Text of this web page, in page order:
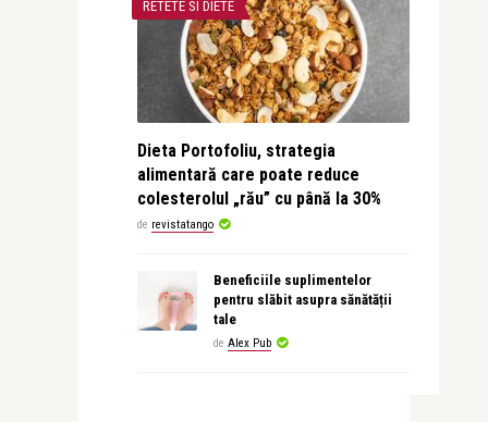
RETETE SI DIETE
Dieta Portofoliu, strategia
alimentară care poate reduce
colesterolul „rău” cu până la 30%
de revistatango
Beneficiile suplimentelor
pentru slăbit asupra sănătății
tale
de Alex Pub